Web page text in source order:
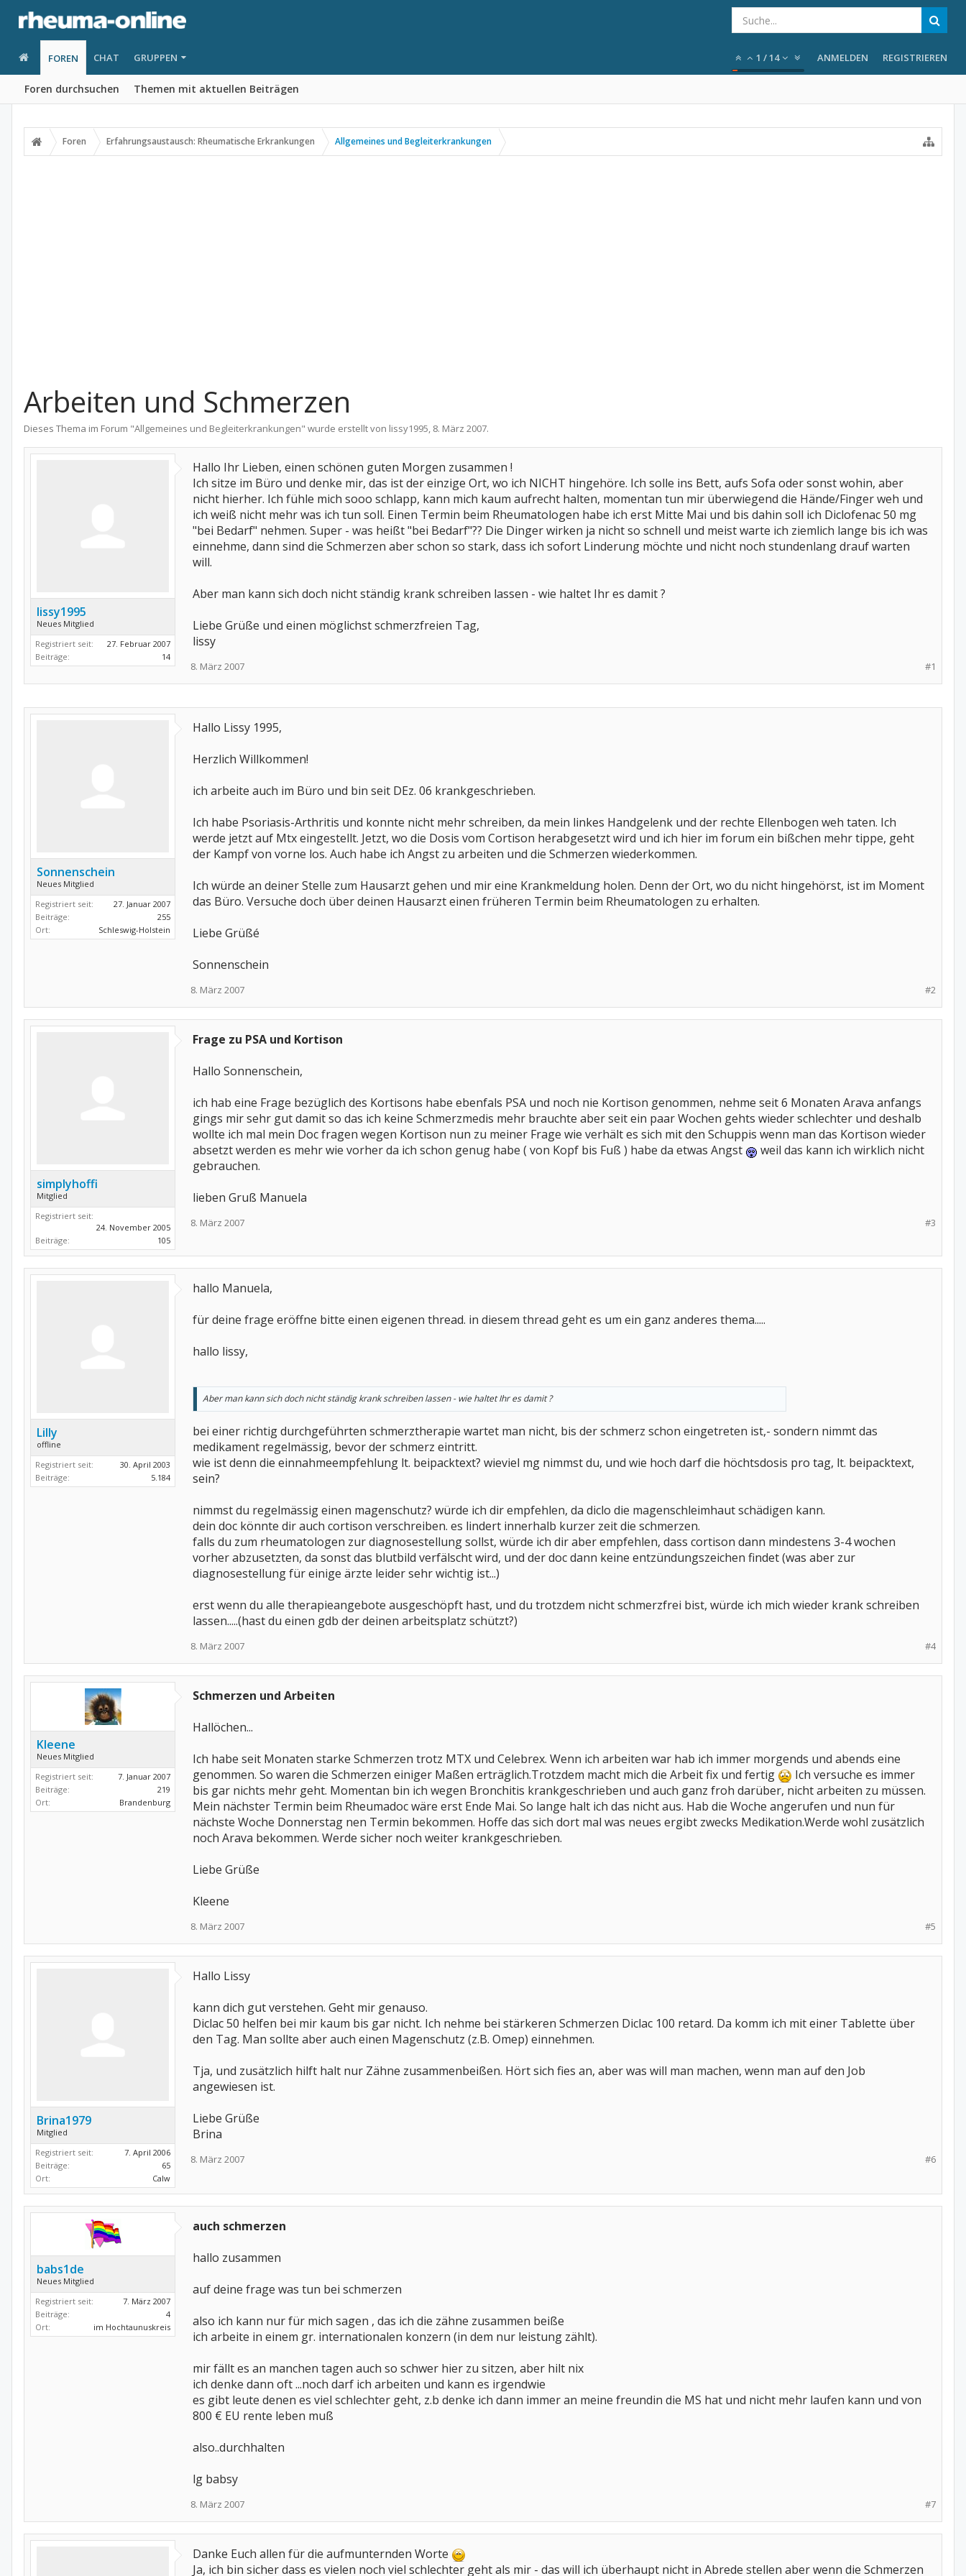
FOREN
Foren durchsuchen Themen mit aktuellen Beiträgen
CHAT GRUPPEN 1 /14 ANMELDEN REGISTRIEREN
Foren Erfahrungsaustausch: Rheumatische Erkrankungen Allgemeines und Begleiterkrankungen
Arbeiten und Schmerzen
Dieses Thema im Forum "Allgemeines und Begleiterkrankungen" wurde erstellt von lissy1995, 8. März 2007.
lissy1995
Neues Mitglied
Registriert seit:
27. Februar 2007
Beiträge:
14
Hallo Ihr Lieben, einen schönen guten Morgen zusammen !
Ich sitze im Büro und denke mir, das ist der einzige Ort, wo ich NICHT hingehöre. Ich solle ins Bett, aufs Sofa oder sonst wohin, aber
nicht hierher. Ich fühle mich sooo schlapp, kann mich kaum aufrecht halten, momentan tun mir überwiegend die Hände/Finger weh und
ich weiß nicht mehr was ich tun soll. Einen Termin beim Rheumatologen habe ich erst Mitte Mai und bis dahin soll ich Diclofenac 50 mg
"bei Bedarf" nehmen. Super - was heißt "bei Bedarf"?? Die Dinger wirken ja nicht so schnell und meist warte ich ziemlich lange bis ich was
einnehme, dann sind die Schmerzen aber schon so stark, dass ich sofort Linderung möchte und nicht noch stundenlang drauf warten
will.
Aber man kann sich doch nicht ständig krank schreiben lassen - wie haltet Ihr es damit ?
Liebe Grüße und einen möglichst schmerzfreien Tag,
lissy
#1
8. März 2007
Sonnenschein
Neues Mitglied
Registriert seit:
27. Januar 2007
Beiträge:
255
Ort:
Schleswig-Holstein
Hallo Lissy 1995,
Herzlich Willkommen!
ich arbeite auch im Büro und bin seit DEz. 06 krankgeschrieben.
Ich habe Psoriasis-Arthritis und konnte nicht mehr schreiben, da mein linkes Handgelenk und der rechte Ellenbogen weh taten. Ich
werde jetzt auf Mtx eingestellt. Jetzt, wo die Dosis vom Cortison herabgesetzt wird und ich hier im forum ein bißchen mehr tippe, geht
der Kampf von vorne los. Auch habe ich Angst zu arbeiten und die Schmerzen wiederkommen.
Ich würde an deiner Stelle zum Hausarzt gehen und mir eine Krankmeldung holen. Denn der Ort, wo du nicht hingehörst, ist im Moment
das Büro. Versuche doch über deinen Hausarzt einen früheren Termin beim Rheumatologen zu erhalten.
Liebe Grüßé
Sonnenschein
#2
8. März 2007
simplyhoffi
Mitglied
Registriert seit:
24. November 2005
Beiträge:
105
Frage zu PSA und Kortison
Hallo Sonnenschein,
ich hab eine Frage bezüglich des Kortisons habe ebenfals PSA und noch nie Kortison genommen, nehme seit 6 Monaten Arava anfangs
gings mir sehr gut damit so das ich keine Schmerzmedis mehr brauchte aber seit ein paar Wochen gehts wieder schlechter und deshalb
wollte ich mal mein Doc fragen wegen Kortison nun zu meiner Frage wie verhält es sich mit den Schuppis wenn man das Kortison wieder
absetzt werden es mehr wie vorher da ich schon genug habe ( von Kopf bis Fuß ) habe da etwas Angst
weil das kann ich wirklich nicht
gebrauchen.
lieben Gruß Manuela
#3
8. März 2007
Lilly
offline
Registriert seit:
30. April 2003
Beiträge:
5.184
hallo Manuela,
für deine frage eröffne bitte einen eigenen thread. in diesem thread geht es um ein ganz anderes thema.....
hallo lissy,
Aber man kann sich doch nicht ständig krank schreiben lassen - wie haltet Ihr es damit ?
bei einer richtig durchgeführten schmerztherapie wartet man nicht, bis der schmerz schon eingetreten ist,- sondern nimmt das
medikament regelmässig, bevor der schmerz eintritt.
wie ist denn die einnahmeempfehlung lt. beipacktext? wieviel mg nimmst du, und wie hoch darf die höchtsdosis pro tag, lt. beipacktext,
sein?
nimmst du regelmässig einen magenschutz? würde ich dir empfehlen, da diclo die magenschleimhaut schädigen kann.
dein doc könnte dir auch cortison verschreiben. es lindert innerhalb kurzer zeit die schmerzen.
falls du zum rheumatologen zur diagnosestellung sollst, würde ich dir aber empfehlen, dass cortison dann mindestens 3-4 wochen
vorher abzusetzten, da sonst das blutbild verfälscht wird, und der doc dann keine entzündungszeichen findet (was aber zur
diagnosestellung für einige ärzte leider sehr wichtig ist...)
erst wenn du alle therapieangebote ausgeschöpft hast, und du trotzdem nicht schmerzfrei bist, würde ich mich wieder krank schreiben
lassen.....(hast du einen gdb der deinen arbeitsplatz schützt?)
#4
8. März 2007
Kleene
Neues Mitglied
Registriert seit:
7. Januar 2007
Beiträge:
219
Ort:
Brandenburg
Schmerzen und Arbeiten
Hallöchen...
Ich habe seit Monaten starke Schmerzen trotz MTX und Celebrex. Wenn ich arbeiten war hab ich immer morgends und abends eine
genommen. So waren die Schmerzen einiger Maßen erträglich.Trotzdem macht mich die Arbeit fix und fertig
Ich versuche es immer
bis gar nichts mehr geht. Momentan bin ich wegen Bronchitis krankgeschrieben und auch ganz froh darüber, nicht arbeiten zu müssen.
Mein nächster Termin beim Rheumadoc wäre erst Ende Mai. So lange halt ich das nicht aus. Hab die Woche angerufen und nun für
nächste Woche Donnerstag nen Termin bekommen. Hoffe das sich dort mal was neues ergibt zwecks Medikation.Werde wohl zusätzlich
noch Arava bekommen. Werde sicher noch weiter krankgeschrieben.
Liebe Grüße
Kleene
#5
8. März 2007
Brina1979
Mitglied
Registriert seit:
7. April 2006
Beiträge:
65
Ort:
Calw
Hallo Lissy
kann dich gut verstehen. Geht mir genauso.
Diclac 50 helfen bei mir kaum bis gar nicht. Ich nehme bei stärkeren Schmerzen Diclac 100 retard. Da komm ich mit einer Tablette über
den Tag. Man sollte aber auch einen Magenschutz (z.B. Omep) einnehmen.
Tja, und zusätzlich hilft halt nur Zähne zusammenbeißen. Hört sich fies an, aber was will man machen, wenn man auf den Job
angewiesen ist.
Liebe Grüße
Brina
#6
8. März 2007
babs1de
Neues Mitglied
Registriert seit:
7. März 2007
Beiträge:
4
Ort:
im Hochtaunuskreis
auch schmerzen
hallo zusammen
auf deine frage was tun bei schmerzen
also ich kann nur für mich sagen , das ich die zähne zusammen beiße
ich arbeite in einem gr. internationalen konzern (in dem nur leistung zählt).
mir fällt es an manchen tagen auch so schwer hier zu sitzen, aber hilt nix
ich denke dann oft ...noch darf ich arbeiten und kann es irgendwie
es gibt leute denen es viel schlechter geht, z.b denke ich dann immer an meine freundin die MS hat und nicht mehr laufen kann und von
800 € EU rente leben muß
also..durchhalten
lg babsy
#7
8. März 2007
Danke Euch allen für die aufmunternden Worte
Ja, ich bin sicher dass es vielen noch viel schlechter geht als mir - das will ich überhaupt nicht in Abrede stellen aber wenn die Schmerzen